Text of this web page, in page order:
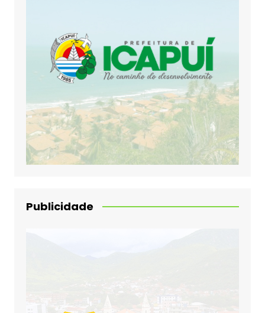
Publicidade